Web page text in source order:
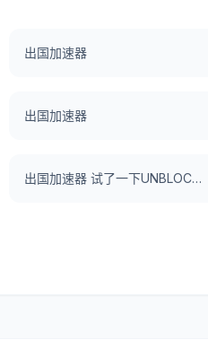
出国加速器
出国加速器
出国加速器 试了一下UNBLOCKCN，真好用。